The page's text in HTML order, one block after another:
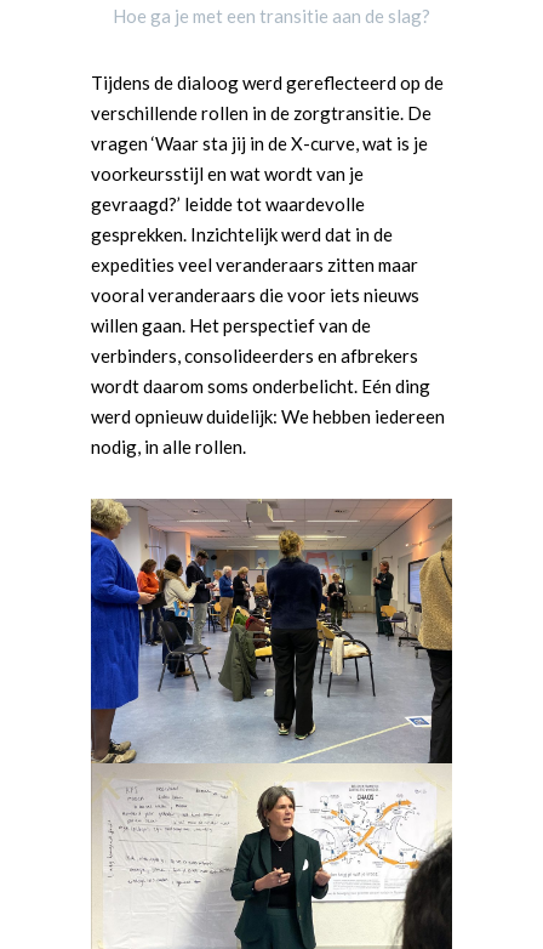
Hoe ga je met een transitie aan de slag?
Tijdens de dialoog werd gereflecteerd op de
verschillende rollen in de zorgtransitie. De
vragen ‘Waar sta jij in de X-curve, wat is je
voorkeursstijl en wat wordt van je
gevraagd?’ leidde tot waardevolle
gesprekken. Inzichtelijk werd dat in de
expedities veel veranderaars zitten maar
vooral veranderaars die voor iets nieuws
willen gaan. Het perspectief van de
verbinders, consolideerders en afbrekers
wordt daarom soms onderbelicht. Eén ding
werd opnieuw duidelijk: We hebben iedereen
nodig, in alle rollen.